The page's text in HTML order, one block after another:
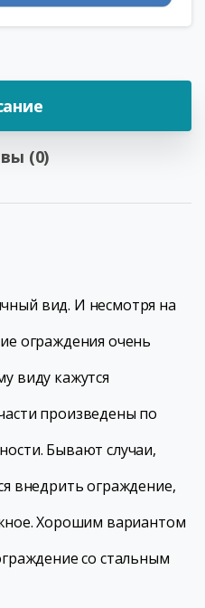
(0)
вид. И несмотря на
ограждения очень
виду кажутся
произведены по
Бывают случаи,
внедрить ограждение,
Хорошим вариантом
со стальным